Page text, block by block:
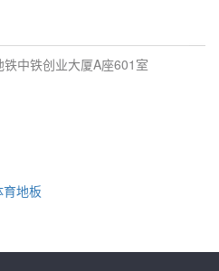
中铁创业大厦A座601室
育地板